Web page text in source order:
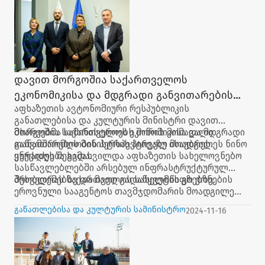
გამოცემა.
დავით მორგოშია საქართველოს
ეკონომიკისა და მდგრადი განვითარების
მინისტრის პირველ მოადგილეს შეხვდა
აფხაზეთის ავტონომიური რესპუბლიკის
განათლებისა და კულტურის მინისტრი დავით
მორგოშია საქართველოს ეკონომიკისა და მდგრადი
განვითარების მინისტრის პირველ მოადგილეს ნინო
ენუქიძეს შეხვდა.
მხარეებმა სამინისტროებს შორის მომავალი
თანამშრომლობის პერსპექტივაზე ისაუბრეს.
ყურადღება გამახვილდა აფხაზეთის სახელოვნებო
სასწავლებლებში არსებულ ინფრასტრუქტურულ
პრობლემებზე და მათი გადაწყვეტის გზებზე.
შეხვედრას საქართველოს სახელმწიფო ქონების
ეროვნული სააგენტოს თავმჯდომარის მოადგილე
ირაკლი შენგელია და აფხაზეთის განათლებისა და
კულტურის მინისტრის მრჩეველი ანი კიტია
ესწრებოდნენ.
განათლებისა და კულტურის სამინისტრო2024-11-16